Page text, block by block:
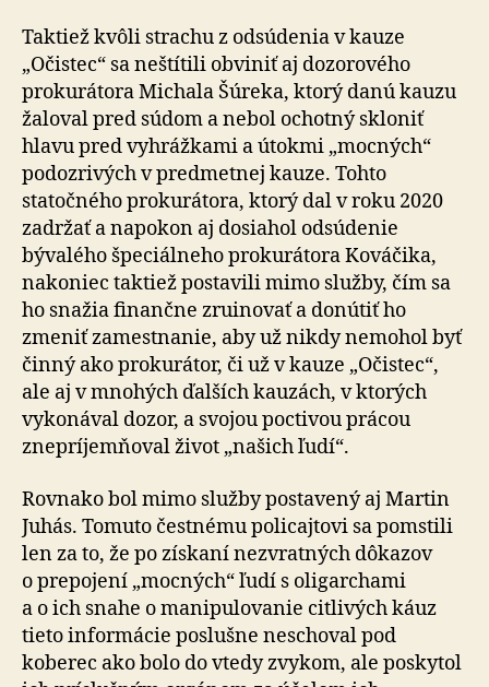
Taktiež kvôli strachu z odsúdenia v kauze
„Očistec“ sa neštítili obviniť aj dozorového
prokurátora Michala Šúreka, ktorý danú kauzu
žaloval pred súdom a nebol ochotný skloniť
hlavu pred vyhrážkami a útokmi „mocných“
podozrivých v predmetnej kauze. Tohto
statočného prokurátora, ktorý dal v roku 2020
zadržať a napokon aj dosiahol odsúdenie
bývalého špeciálneho prokurátora Kováčika,
nakoniec taktiež postavili mimo služby, čím sa
ho snažia finančne zruinovať a donútiť ho
zmeniť zamestnanie, aby už nikdy nemohol byť
činný ako prokurátor, či už v kauze „Očistec“,
ale aj v mnohých ďalších kauzách, v ktorých
vykonával dozor, a svojou poctivou prácou
znepríjemňoval život „našich ľudí“.
Rovnako bol mimo služby postavený aj Martin
Juhás. Tomuto čestnému policajtovi sa pomstili
len za to, že po získaní nezvratných dôkazov
o pre­po­je­ní „mocných“ ľudí s oli­gar­cha­mi
a o ich snahe o manipulovanie citlivých káuz
tieto informácie poslušne neschoval pod
koberec ako bolo do vtedy zvykom, ale poskytol